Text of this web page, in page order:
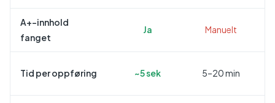
A+-innhold
fanget
Ja Manuelt
Tid per oppføring ~5 sek 5–20 min